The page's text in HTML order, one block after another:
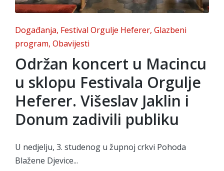
Posted
in
Događanja Festival Orgulje Heferer Glazbeni
program Obavijesti
Održan koncert u Macincu
u sklopu Festivala Orgulje
Heferer. Višeslav Jaklin i
Donum zadivili publiku
U nedjelju, 3. studenog u župnoj crkvi Pohoda
Blažene Djevice...